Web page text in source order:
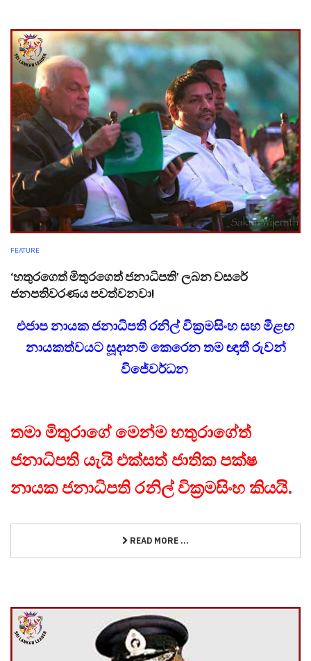
FEATURE
‘හතුරගෙත් මිතුරගෙත් ජනාධිපති’ ලබන වසරේ
ජනපතිවරණය පවත්වනවා!
එජාප නායක ජනාධිපති රනිල් වික්‍රමසිංහ සහ මීළඟ
නායකත්වයට සූදානම් කෙරෙන තම ඥාතී රුවන්
විජේවර්ධන
තමා මිතුරාගේ මෙන්ම හතුරාගේත්
ජනාධිපති යැයි එක්සත් ජාතික පක්ෂ
නායක ජනාධිපති රනිල් වික්‍රමසිංහ කියයි.
READ MORE ...